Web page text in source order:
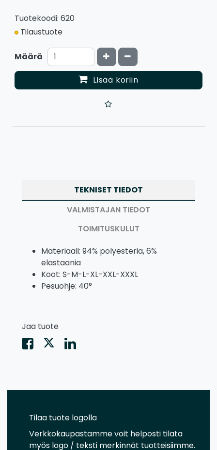
Tuotekoodi: 620
Tilaustuote
Määrä Kasvata määrää
Vähennä määrää
Lisää koriin
TEKNISET TIEDOT
VALMISTAJAN TIEDOT
TOIMITUSKULUT
Materiaali: 94% polyesteria, 6%
elastaania
Koot: S-M-L-XL-XXL-XXXL
Pesuohje: 40°
Jaa tuote
Tilaa tuote logolla
Verkkokaupastamme voit helposti tilata
myös logo / teksti merkinnät tuotteisiimme.